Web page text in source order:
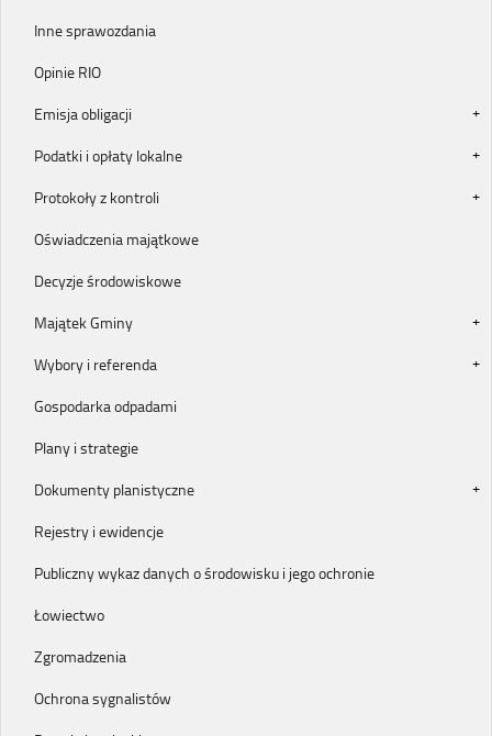
Inne sprawozdania
Opinie RIO
Emisja obligacji
Podatki i opłaty lokalne
Protokoły z kontroli
Oświadczenia majątkowe
Decyzje środowiskowe
Majątek Gminy
Wybory i referenda
Gospodarka odpadami
Plany i strategie
Dokumenty planistyczne
Rejestry i ewidencje
Publiczny wykaz danych o środowisku i jego ochronie
Łowiectwo
Zgromadzenia
Ochrona sygnalistów